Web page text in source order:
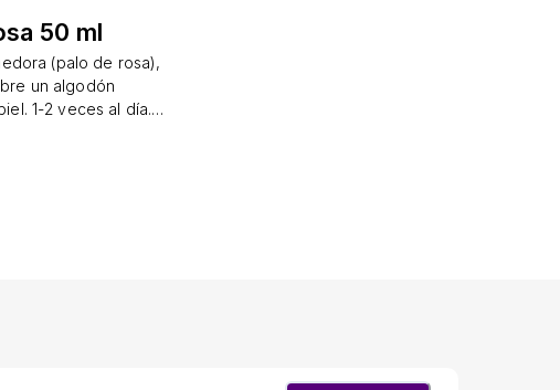
50 ml
(palo de rosa),
un algodón
1-2 veces al día.